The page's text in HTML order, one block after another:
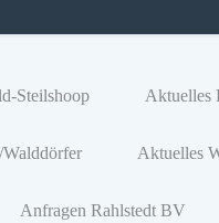
Steilshoop Aktuelles
Aktuelles
Anfragen Rahlstedt BV